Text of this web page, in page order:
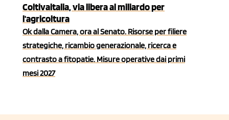
Coltivaitalia, via libera al miliardo per
l'agricoltura
Ok dalla Camera, ora al Senato. Risorse per filiere
strategiche, ricambio generazionale, ricerca e
contrasto a fitopatie. Misure operative dai primi
mesi 2027